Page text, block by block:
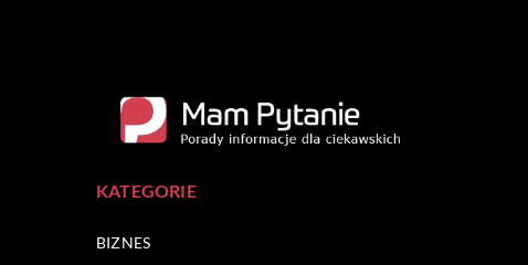
KATEGORIE
BIZNES